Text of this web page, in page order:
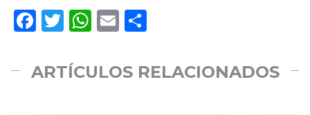
Facebook
Twitter
WhatsApp
Email
ARTÍCULOS RELACIONADOS